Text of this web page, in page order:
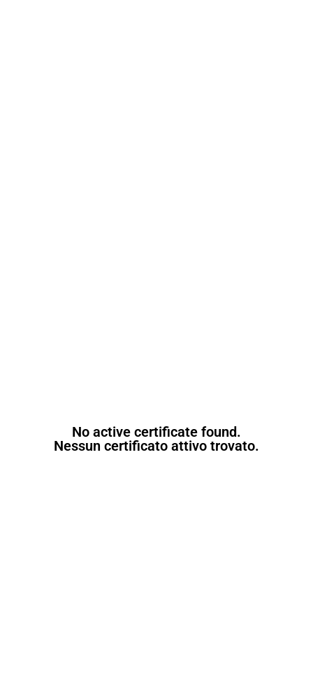
No active certificate found.
Nessun certificato attivo trovato.